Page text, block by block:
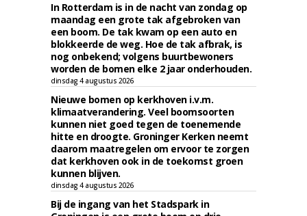
In Rotterdam is in de nacht van zondag op
maandag een grote tak afgebroken van
een boom. De tak kwam op een auto en
blokkeerde de weg. Hoe de tak afbrak, is
nog onbekend; volgens buurtbewoners
worden de bomen elke 2 jaar onderhouden.
dinsdag 4 augustus 2026
Nieuwe bomen op kerkhoven i.v.m.
klimaatverandering. Veel boomsoorten
kunnen niet goed tegen de toenemende
hitte en droogte. Groninger Kerken neemt
daarom maatregelen om ervoor te zorgen
dat kerkhoven ook in de toekomst groen
kunnen blijven.
dinsdag 4 augustus 2026
Bij de ingang van het Stadspark in